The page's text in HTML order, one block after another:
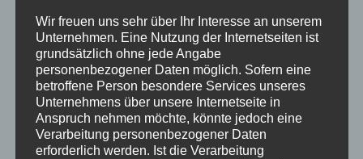
beeinflussen. Eine verbreiterte Spur sorgt für eine stabilere
Straßenlage, reduzierte Seitenneigung in Kurven und einen
insgesamt sportlicheren Look, insbesondere in
Kombination mit einem tiefergelegten Fahrwerk.
PRODUKTMERKMALE
Wir freuen uns sehr über Ihr Interesse an unserem
Unternehmen. Eine Nutzung der Internetseiten ist
grundsätzlich ohne jede Angabe
personenbezogener Daten möglich. Sofern eine
betroffene Person besondere Services unseres
Unternehmens über unsere Internetseite in
Anspruch nehmen möchte, könnte jedoch eine
Verarbeitung personenbezogener Daten
erforderlich werden. Ist die Verarbeitung